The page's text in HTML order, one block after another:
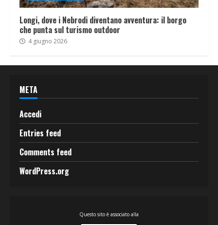
Longi, dove i Nebrodi diventano avventura: il borgo
che punta sul turismo outdoor
4 giugno 2026
META
Accedi
Entries feed
Comments feed
WordPress.org
Questo sito è associato alla